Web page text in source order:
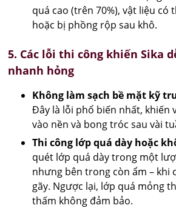
quá cao (trên 70%), vật liệu có
hoặc bị phồng rộp sau khô.
5. Các lỗi thi công khiến Sika
nhanh hỏng
Không làm sạch bề mặt kỹ
Đây là lỗi phổ biến nhất, khiến
vào nền và bong tróc sau vài
Thi công lớp quá dày hoặc
quét lớp quá dày trong một
nhưng bên trong còn ẩm – khi
gãy. Ngược lại, lớp quá mỏng
thấm không đảm bảo.